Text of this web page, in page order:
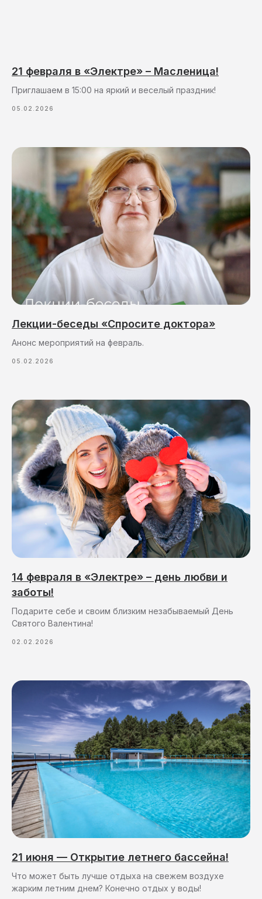
21 февраля в «Электре» – Масленица!
Приглашаем в 15:00 на яркий и веселый праздник!
05.02.2026
Лекции-беседы «Спросите доктора»
Анонс мероприятий на февраль.
05.02.2026
14 февраля в «Электре» – день любви и
заботы!
Подарите себе и своим близким незабываемый День
Святого Валентина!
02.02.2026
21 июня — Открытие летнего бассейна!
Что может быть лучше отдыха на свежем воздухе
жарким летним днем? Конечно отдых у воды!